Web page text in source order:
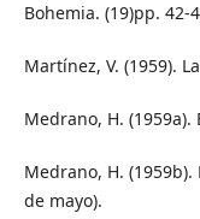
Bohemia. (19)pp. 42-
Martínez, V. (1959).
Medrano, H. (1959a).
Medrano, H.
de mayo).